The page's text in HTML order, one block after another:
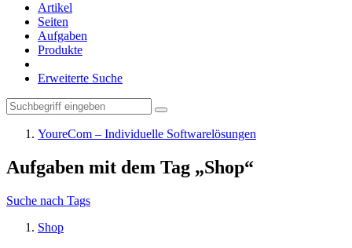
Artikel
Seiten
Aufgaben
Produkte
Erweiterte Suche
YoureCom – Individuelle Softwarelösungen
Aufgaben mit dem Tag „Shop“
Suche nach Tags
Shop